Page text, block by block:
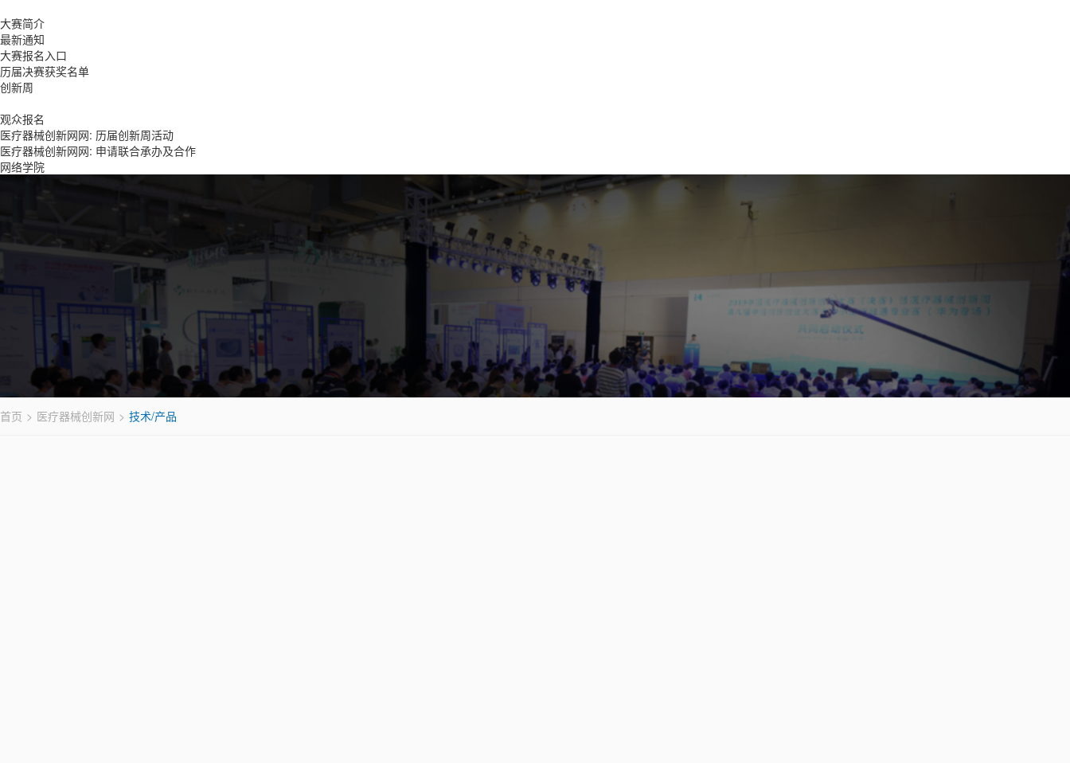
大赛简介
最新通知
大赛报名入口
历届决赛获奖名单
创新周
观众报名
医疗器械创新网网: 历届创新周活动
医疗器械创新网网: 申请联合承办及合作
网络学院
首页 医疗器械创新网 技术/产品